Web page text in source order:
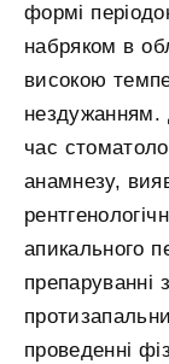
формі
набряком в
високою
нездужанням.
час
анамнезу,
апикального
препаруванні
проведенні